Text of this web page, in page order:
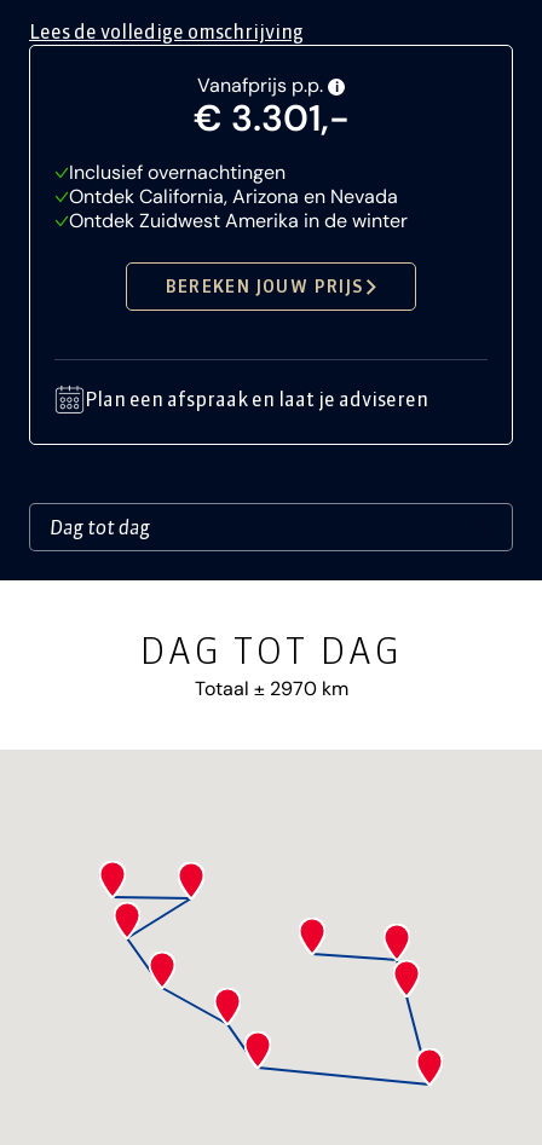
Lees de volledige omschrijving
€ 3.301,-
Vanafprijs p.p. i
Inclusief overnachtingen
Ontdek California, Arizona en Nevada
Ontdek Zuidwest Amerika in de winter
BEREKEN JOUW PRIJS
Plan een afspraak en laat je adviseren
DAG TOT DAG
Totaal ± 2970 km